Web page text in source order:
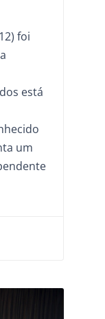
foi
está
um